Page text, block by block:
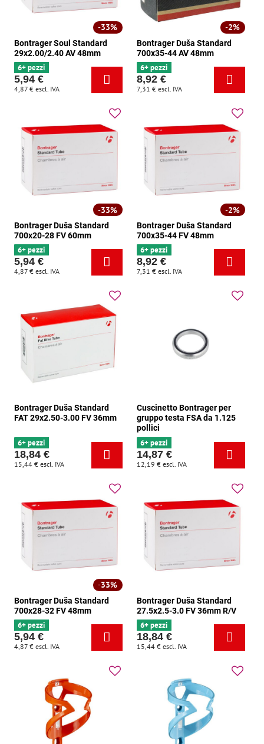
33%
Bontrager Soul Standard
29x2.00/2.40 AV 48mm
6+ pezzi
5,94 €
4,87 € escl. IVA
2%
Bontrager Duša Standard
700x35-44 AV 48mm
6+ pezzi
8,92 €
7,31 € escl. IVA
33%
Bontrager Duša Standard
700x20-28 FV 60mm
6+ pezzi
5,94 €
4,87 € escl. IVA
2%
Bontrager Duša Standard
700x35-44 FV 48mm
6+ pezzi
8,92 €
7,31 € escl. IVA
Bontrager Duša Standard
FAT 29x2.50-3.00 FV 36mm
6+ pezzi
18,84 €
15,44 € escl. IVA
Cuscinetto Bontrager per
gruppo testa FSA da 1.125
pollici
6+ pezzi
14,87 €
12,19 € escl. IVA
33%
Bontrager Duša Standard
700x28-32 FV 48mm
6+ pezzi
5,94 €
4,87 € escl. IVA
Bontrager Duša Standard
27.5x2.5-3.0 FV 36mm R/V
6+ pezzi
18,84 €
15,44 € escl. IVA